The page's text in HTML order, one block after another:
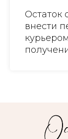
Остаток
внести